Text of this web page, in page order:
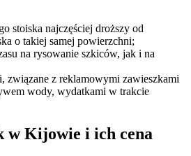
stoiska najczęściej droższy od
o takiej samej powierzchni;
na rysowanie szkiców, jak i na
związane z reklamowymi zawieszkami
wody, wydatkami w trakcie
w Kijowie i ich cena